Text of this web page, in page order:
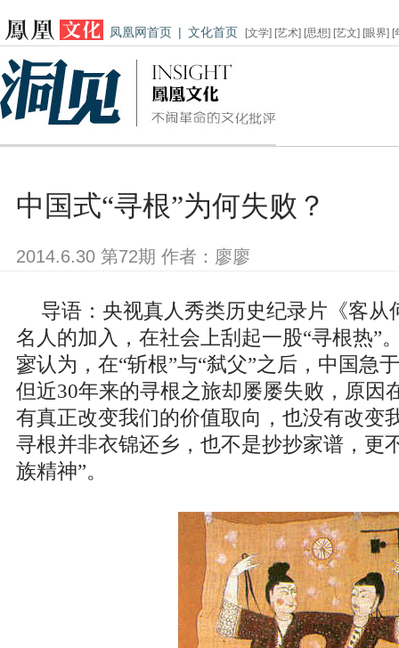
凤凰网首页 | 文化首页 [文学] [艺术] [思想] [艺文] [眼界] [
中国式“寻根”为何失败？
2014.6.30 第72期 作者：廖廖
导语：央视真人秀类历史纪录片《客从
名人的加入，在社会上刮起一股“寻根热”
寥认为，在“斩根”与“弑父”之后，中国急
但近30年来的寻根之旅却屡屡失败，原因
有真正改变我们的价值取向，也没有改变
寻根并非衣锦还乡，也不是抄抄家谱，更
族精神”。